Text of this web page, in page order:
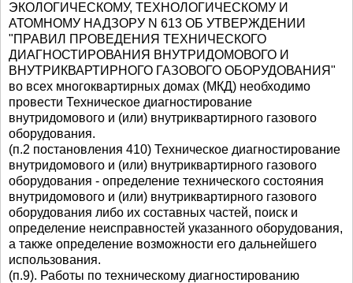
ЭКОЛОГИЧЕСКОМУ, ТЕХНОЛОГИЧЕСКОМУ И
АТОМНОМУ НАДЗОРУ N 613 ОБ УТВЕРЖДЕНИИ
"ПРАВИЛ ПРОВЕДЕНИЯ ТЕХНИЧЕСКОГО
ДИАГНОСТИРОВАНИЯ ВНУТРИДОМОВОГО И
ВНУТРИКВАРТИРНОГО ГАЗОВОГО ОБОРУДОВАНИЯ"
во всех многоквартирных домах (МКД) необходимо
провести Техническое диагностирование
внутридомового и (или) внутриквартирного газового
оборудования.
(п.2 постановления 410) Техническое диагностирование
внутридомового и (или) внутриквартирного газового
оборудования - определение технического состояния
внутридомового и (или) внутриквартирного газового
оборудования либо их составных частей, поиск и
определение неисправностей указанного оборудования,
а также определение возможности его дальнейшего
использования.
(п.9). Работы по техническому диагностированию